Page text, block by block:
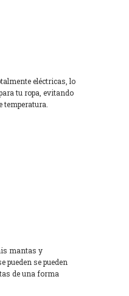
eléctricas, lo
tu ropa, evitando
temperatura.
mantas y
pueden se pueden
de una forma